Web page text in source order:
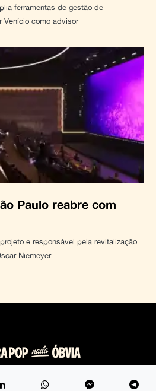
ferramentas de gestão de
Venício como advisor
Paulo reabre com
e responsável pela revitalização
Niemeyer